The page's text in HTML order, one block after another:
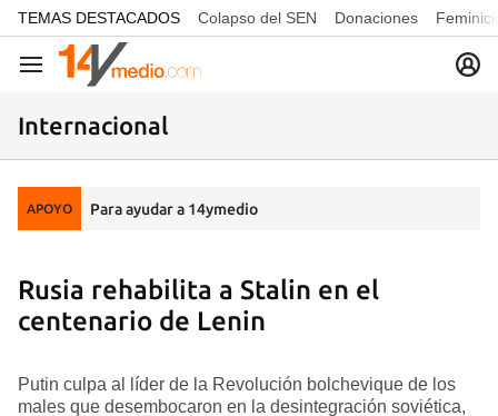
common.go-to-content
TEMAS DESTACADOS Colapso del SEN Donaciones
Navegación
Internacional
APOYO Para ayudar a 14ymedio
Rusia rehabilita a Stalin en el
centenario de Lenin
Putin culpa al líder de la Revolución bolchevique de los
males que desembocaron en la desintegración soviética,